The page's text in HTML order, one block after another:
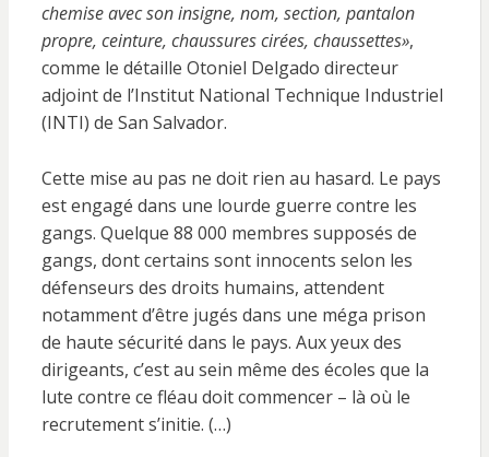
chemise avec son insigne, nom, section, pantalon
propre, ceinture, chaussures cirées, chaussettes»,
comme le détaille Otoniel Delgado directeur
adjoint de l’Institut National Technique Industriel
(INTI) de San Salvador.
Cette mise au pas ne doit rien au hasard. Le pays
est engagé dans une lourde guerre contre les
gangs. Quelque 88 000 membres supposés de
gangs, dont certains sont innocents selon les
défenseurs des droits humains, attendent
notamment d’être jugés dans une méga prison
de haute sécurité dans le pays. Aux yeux des
dirigeants, c’est au sein même des écoles que la
lute contre ce fléau doit commencer – là où le
recrutement s’initie. (…)